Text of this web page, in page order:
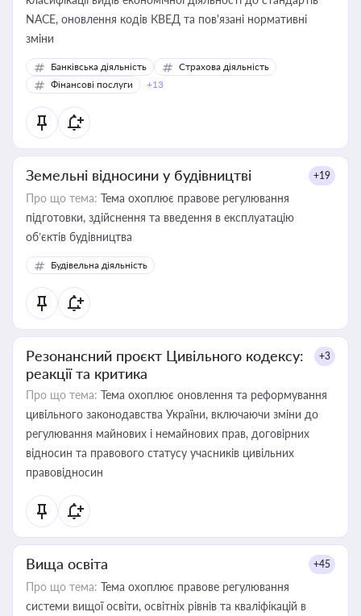
NACE, оновлення кодів КВЕД та пов'язані нормативні
зміни
Банківська діяльність
Страхова діяльність
Фінансові послуги
+13
Земельні відносини у будівництві +19
Про що тема: Тема охоплює правове регулювання
підготовки, здійснення та введення в експлуатацію
об’єктів будівництва
Будівельна діяльність
Резонансний проєкт Цивільного кодексу:
реакції та критика
+3
Про що тема: Тема охоплює оновлення та реформування
цивільного законодавства України, включаючи зміни до
регулювання майнових і немайнових прав, договірних
відносин та правового статусу учасників цивільних
правовідносин
Вища освіта +45
Про що тема: Тема охоплює правове регулювання
системи вищої освіти, освітніх рівнів та кваліфікацій в